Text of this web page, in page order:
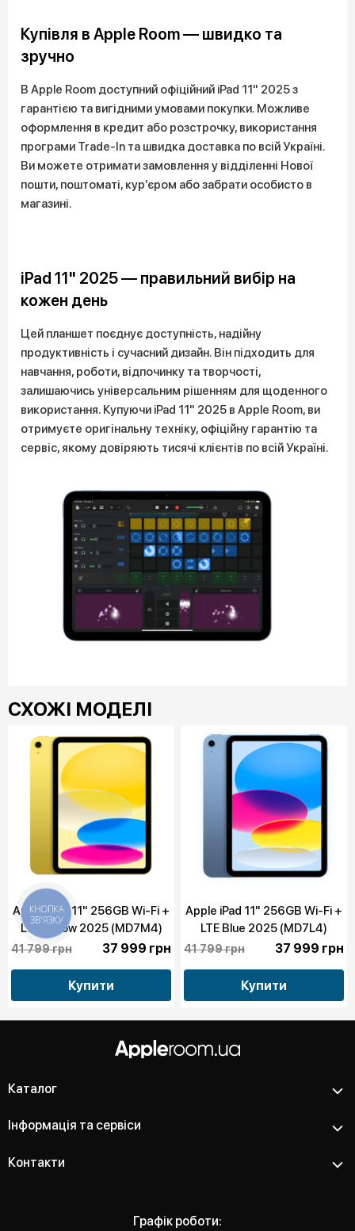
Купівля в Apple Room — швидко та
зручно
В Apple Room доступний офіційний iPad 11" 2025 з
гарантією та вигідними умовами покупки. Можливе
оформлення в кредит або розстрочку, використання
програми Trade-In та швидка доставка по всій Україні.
Ви можете отримати замовлення у відділенні Нової
пошти, поштоматі, кур’єром або забрати особисто в
магазині.
iPad 11" 2025 — правильний вибір на
кожен день
Цей планшет поєднує доступність, надійну
продуктивність і сучасний дизайн. Він підходить для
навчання, роботи, відпочинку та творчості,
залишаючись універсальним рішенням для щоденного
використання. Купуючи iPad 11" 2025 в Apple Room, ви
отримуєте оригінальну техніку, офіційну гарантію та
сервіс, якому довіряють тисячі клієнтів по всій Україні.
СХОЖІ МОДЕЛІ
Apple iPad 11" 256GB Wi-Fi +
LTE Yellow 2025 (MD7M4)
41 799 грн 37 999 грн
Купити
Apple iPad 11" 256GB Wi-Fi +
LTE Blue 2025 (MD7L4)
41 799 грн 37 999 грн
Купити
Каталог
Інформація та сервіси
Контакти
Графік роботи:
КНОПКА
ЗВ'ЯЗКУ